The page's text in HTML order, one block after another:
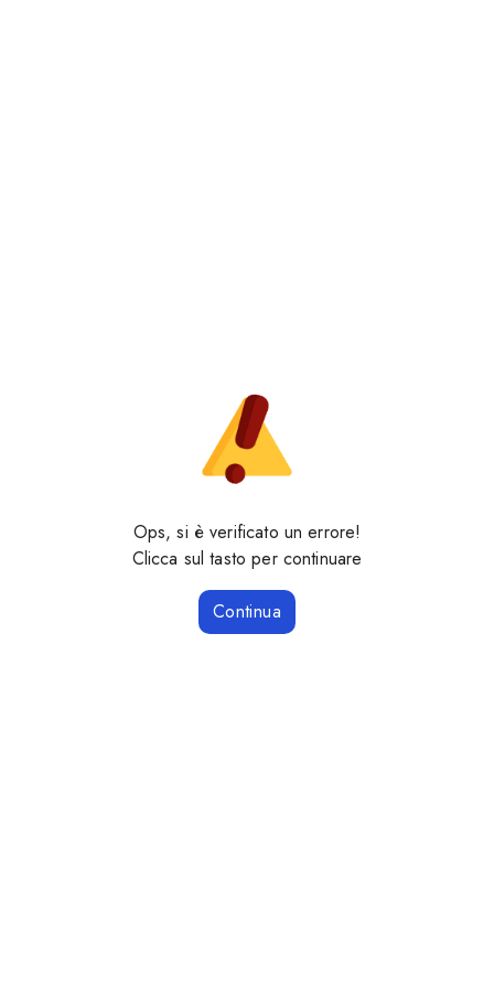
Ops, si è verificato un errore!
Clicca sul tasto per continuare
Continua